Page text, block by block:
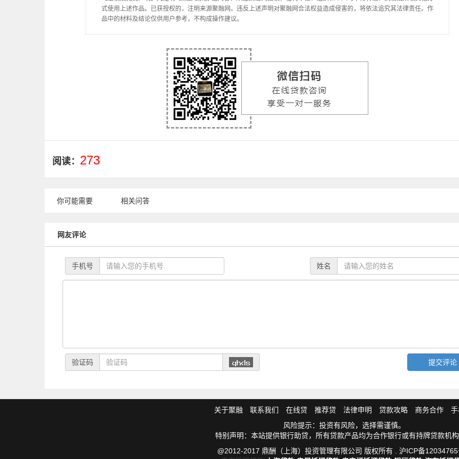
式使用上述作品。已获授权的，注明来源聚融网。违反上述声明对聚融网合法权益造成侵害的，将依法追究其法律责任。作
品中的材料及结论仅供用户参考，不构成操作建议。
阅读： 273
你可能需要 相关问答
网友评论
手机号 姓名
验证码
关于聚融 联系我们 在线贷 推荐贷 法律申明 贷款攻略 商务合作
风险提示：投资有风险，选择需谨慎。
特别声明：本站提供银行助贷，所有贷款产品均为合作银行或有持牌贷款机
@2012-2017 鼎酬（上海）投资管理有限公司 版权所有 . 沪ICP备